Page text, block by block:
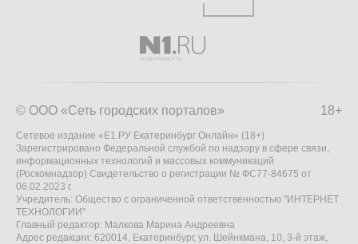
18+
© ООО «Сеть городских порталов»
Сетевое издание «Е1.РУ Екатеринбург Онлайн» (18+)
Зарегистрировано Федеральной службой по надзору в сфере связи,
информационных технологий и массовых коммуникаций
(Роскомнадзор) Свидетельство о регистрации № ФС77-84675 от
06.02.2023 г.
Учредитель: Общество с ограниченной ответственностью "ИНТЕРНЕТ
ТЕХНОЛОГИИ"
Главный редактор: Малкова Марина Андреевна
Адрес редакции: 620014, Екатеринбург, ул. Шейнкмана, 10, 3-й этаж,